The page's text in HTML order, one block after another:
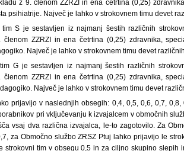
z 9. členom ZZRZI in ena četrtina (0,25)
psihiatrije. Največ je lahko v strokovnem timu devet
S je sestavljen iz najmanj šestih različnih
ZZRZI in ena četrtina (0,25) zdravnika,
Največ je lahko v strokovnem timu devet
G je sestavljen iz najmanj šestih različnih
ZZRZI in ena četrtina (0,25) zdravnika,
Največ je lahko v strokovnem timu devet
prijavijo v naslednjih obsegih: 0,4, 0,5, 0,6, 0,7,
pri vključevanju k izvajalcem v območnih
vsaj dva različna izvajalca, le-to zagotovilo. Za
za Območno službo ZRSZ Ptuj lahko prijavijo le
strokovni tim v obsegu 0,5 in za ciljno skupino slepih